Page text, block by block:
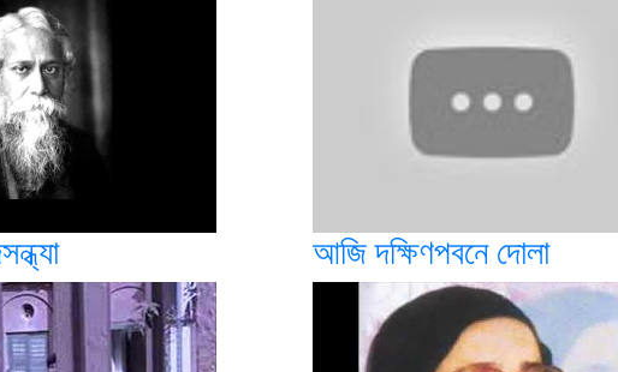
আজি দক্ষিণপবনে দোলা